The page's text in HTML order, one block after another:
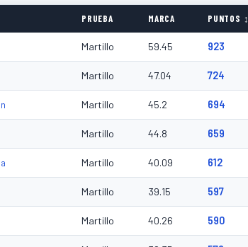
PRUEBA MARCA PUNTOS ↕
Martillo 59.45 923
Martillo 47.04 724
Martillo 45.2 694
Martillo 44.8 659
Martillo 40.09 612
Martillo 39.15 597
Martillo 40.26 590